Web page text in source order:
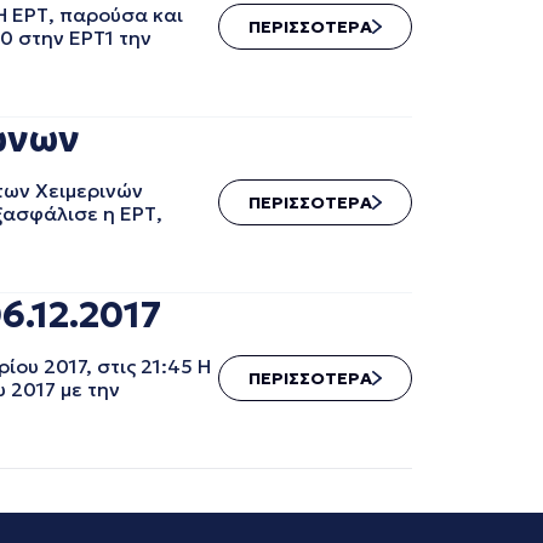
ΕΡΤ, παρούσα και
στην ΕΡΤ1 την
ΠΕΡΙΣΣΟΤΕΡΑ
Χειμερινών
η ΕΡΤ,
ΠΕΡΙΣΣΟΤΕΡΑ
2017, στις 21:45 Η
2017 με την
ΠΕΡΙΣΣΟΤΕΡΑ